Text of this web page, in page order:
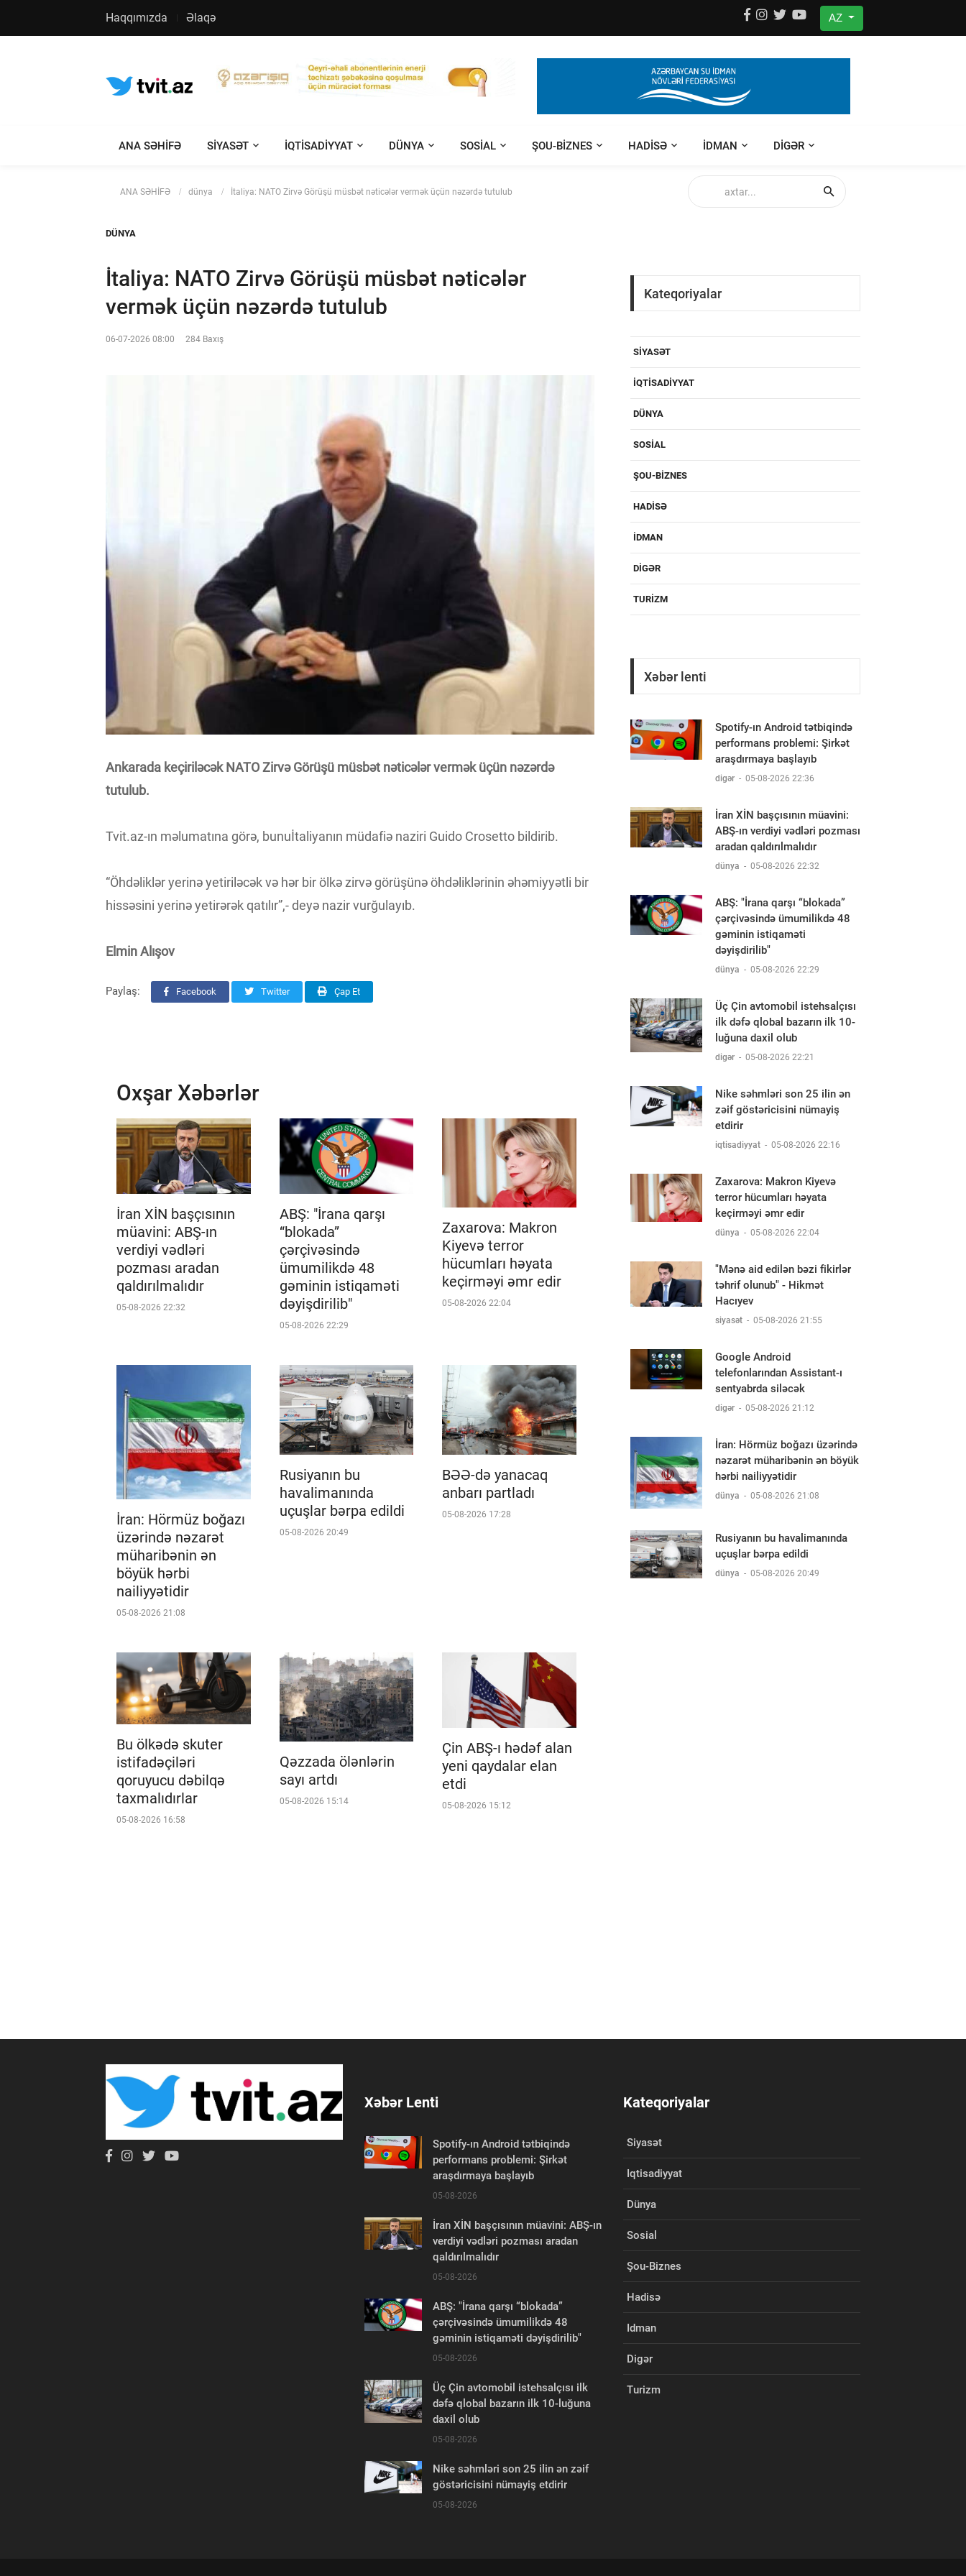
Haqqımızda Əlaqə AZ
ANA SƏHİFƏ SIYASƏT IQTISADIYYAT DÜNYA SOSIAL ŞOU-BIZNES HADISƏ IDMAN DIGƏR
ANA SƏHİFƏ dünya İtaliya: NATO Zirvə Görüşü müsbət nəticələr vermək üçün nəzərdə tutulub
DÜNYA
İtaliya: NATO Zirvə Görüşü müsbət nəticələr
vermək üçün nəzərdə tutulub
06-07-2026 08:00 284 Baxış
Ankarada keçiriləcək NATO Zirvə Görüşü müsbət nəticələr vermək üçün nəzərdə
tutulub.
Tvit.az-ın məlumatına görə, bunuİtaliyanın müdafiə naziri Guido Crosetto bildirib.
“Öhdəliklər yerinə yetiriləcək və hər bir ölkə zirvə görüşünə öhdəliklərinin əhəmiyyətli bir
hissəsini yerinə yetirərək qatılır”,- deyə nazir vurğulayıb.
Elmin Alışov
Paylaş: Facebook Twitter Çap Et
Oxşar Xəbərlər
İran XİN başçısının
müavini: ABŞ-ın
verdiyi vədləri
pozması aradan
qaldırılmalıdır
05-08-2026 22:32
ABŞ: "İrana qarşı
“blokada”
çərçivəsində
ümumilikdə 48
gəminin istiqaməti
dəyişdirilib"
05-08-2026 22:29
Zaxarova: Makron
Kiyevə terror
hücumları həyata
keçirməyi əmr edir
05-08-2026 22:04
İran: Hörmüz boğazı
üzərində nəzarət
müharibənin ən
böyük hərbi
nailiyyətidir
05-08-2026 21:08
Rusiyanın bu
havalimanında
uçuşlar bərpa edildi
05-08-2026 20:49
BƏƏ-də yanacaq
anbarı partladı
05-08-2026 17:28
Bu ölkədə skuter
istifadəçiləri
qoruyucu dəbilqə
taxmalıdırlar
05-08-2026 16:58
Qəzzada ölənlərin
sayı artdı
05-08-2026 15:14
Çin ABŞ-ı hədəf alan
yeni qaydalar elan
etdi
05-08-2026 15:12
Kateqoriyalar
SIYASƏT
IQTISADIYYAT
DÜNYA
SOSIAL
ŞOU-BIZNES
HADISƏ
IDMAN
DIGƏR
TURIZM
Xəbər lenti
Spotify-ın Android tətbiqində
performans problemi: Şirkət
araşdırmaya başlayıb
digər - 05-08-2026 22:36
İran XİN başçısının müavini:
ABŞ-ın verdiyi vədləri pozması
aradan qaldırılmalıdır
dünya - 05-08-2026 22:32
ABŞ: "İrana qarşı “blokada”
çərçivəsində ümumilikdə 48
gəminin istiqaməti
dəyişdirilib"
dünya - 05-08-2026 22:29
Üç Çin avtomobil istehsalçısı
ilk dəfə qlobal bazarın ilk 10-
luğuna daxil olub
digər - 05-08-2026 22:21
Nike səhmləri son 25 ilin ən
zəif göstəricisini nümayiş
etdirir
iqtisadiyyat - 05-08-2026 22:16
Zaxarova: Makron Kiyevə
terror hücumları həyata
keçirməyi əmr edir
dünya - 05-08-2026 22:04
"Mənə aid edilən bəzi fikirlər
təhrif olunub" - Hikmət
Hacıyev
siyasət - 05-08-2026 21:55
Google Android
telefonlarından Assistant-ı
sentyabrda siləcək
digər - 05-08-2026 21:12
İran: Hörmüz boğazı üzərində
nəzarət müharibənin ən böyük
hərbi nailiyyətidir
dünya - 05-08-2026 21:08
Rusiyanın bu havalimanında
uçuşlar bərpa edildi
dünya - 05-08-2026 20:49
Xəbər Lenti
Spotify-ın Android tətbiqində
performans problemi: Şirkət
araşdırmaya başlayıb
05-08-2026
İran XİN başçısının müavini: ABŞ-ın
verdiyi vədləri pozması aradan
qaldırılmalıdır
05-08-2026
ABŞ: "İrana qarşı “blokada”
çərçivəsində ümumilikdə 48
gəminin istiqaməti dəyişdirilib"
05-08-2026
Üç Çin avtomobil istehsalçısı ilk
dəfə qlobal bazarın ilk 10-luğuna
daxil olub
05-08-2026
Nike səhmləri son 25 ilin ən zəif
göstəricisini nümayiş etdirir
05-08-2026
Kateqoriyalar
Siyasət
Iqtisadiyyat
Dünya
Sosial
Şou-Biznes
Hadisə
Idman
Digər
Turizm